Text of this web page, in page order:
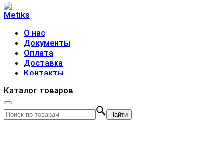
О нас
Документы
Оплата
Доставка
Контакты
Каталог товаров
Найти